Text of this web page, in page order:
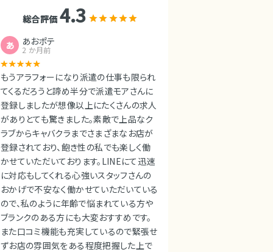
総合評価4.3
あ あおポテ
2 か月前
もうアラフォーになり派遣の仕事も限られ
てくるだろうと諦め半分で派遣モアさんに
登録しましたが想像以上にたくさんの求人
がありとても驚きました。素敵で上品なク
ラブからキャバクラまでさまざまなお店が
登録されており、飽き性の私でも楽しく働
かせていただいております。LINEにて迅速
に対応もしてくれる心強いスタッフさんの
おかげで不安なく働かせていただいている
ので、私のように年齢で悩まれている方や
ブランクのある方にも大変おすすめです。
また口コミ機能も充実しているので緊張せ
ずお店の雰囲気をある程度把握した上で